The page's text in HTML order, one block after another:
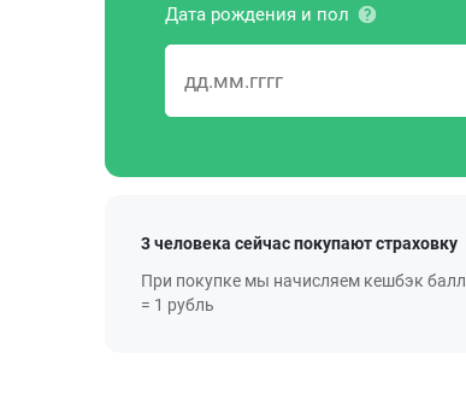
Дата рождения и пол
3 человека сейчас покупают страховку
При покупке мы начисляем кешбэк
= 1 рубль